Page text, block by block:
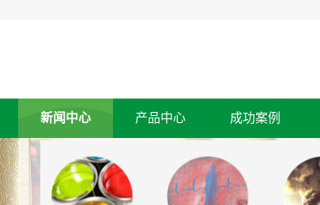
新闻中心 产品中心 成功案例